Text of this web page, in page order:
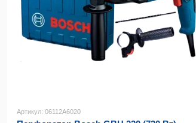
Артикул: 06112A6020